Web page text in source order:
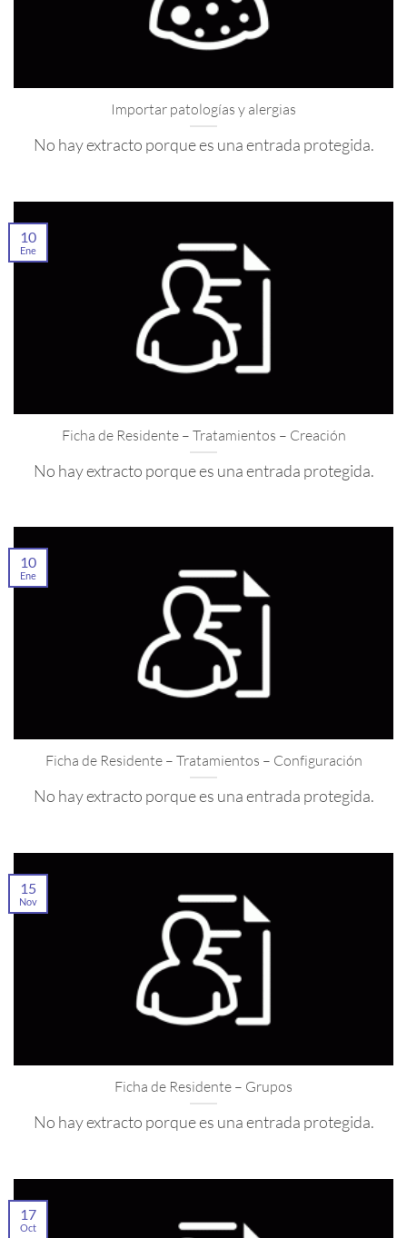
Importar patologías y alergias
No hay extracto porque es una entrada protegida.
Ficha de Residente – Tratamientos – Creación
No hay extracto porque es una entrada protegida.
10
Ene
Ficha de Residente – Tratamientos – Configuración
No hay extracto porque es una entrada protegida.
10
Ene
Ficha de Residente – Grupos
No hay extracto porque es una entrada protegida.
15
Nov
17
Oct